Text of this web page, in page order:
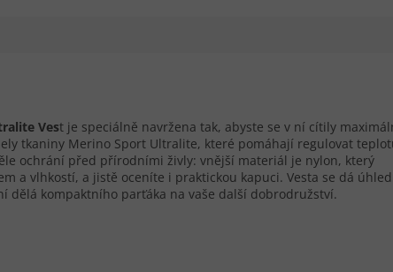
Vest je speciálně navržena tak, abyste se v ní cítily
tkaniny Merino Sport Ultralite, které pomáhají regulovat
ochrání před přírodními živly: vnější materiál je nylon, který
a vlhkostí, a jistě oceníte i praktickou kapuci. Vesta se dá
dělá kompaktního parťáka na vaše další dobrodružství.